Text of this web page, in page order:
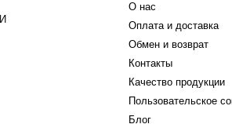
О нас
Оплата и доставка
Обмен и возврат
Контакты
Качество продукции
Пользовательское
Блог